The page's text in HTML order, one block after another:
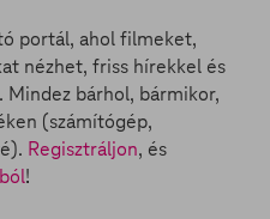
portál, ahol filmeket,
nézhet, friss hírekkel és
bárhol, bármikor,
(számítógép,
Regisztráljon, és
!